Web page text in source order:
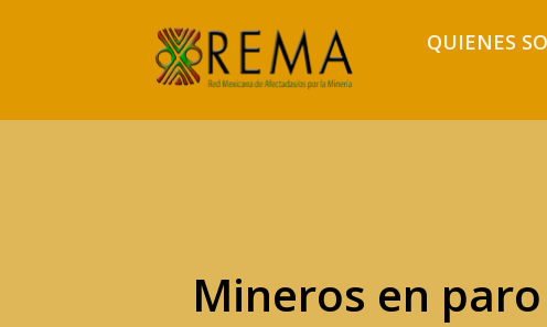
QUIENES
Mineros en